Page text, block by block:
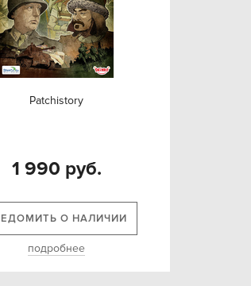
Patchistory
1 990 руб.
О НАЛИЧИИ
подробнее